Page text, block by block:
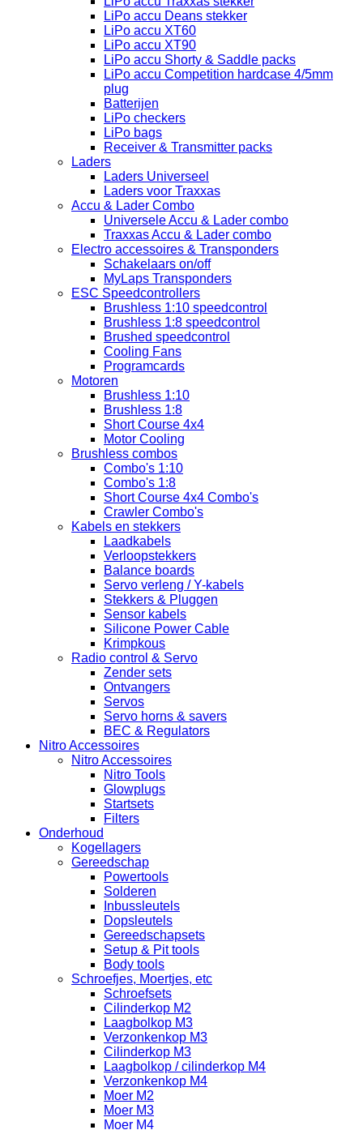
LiPo accu Deans stekker
LiPo accu XT60
LiPo accu XT90
LiPo accu Shorty & Saddle packs
LiPo accu Competition hardcase 4/5mm
plug
Batterijen
LiPo checkers
LiPo bags
Receiver & Transmitter packs
Laders
Laders Universeel
Laders voor Traxxas
Accu & Lader Combo
Universele Accu & Lader combo
Traxxas Accu & Lader combo
Electro accessoires & Transponders
Schakelaars on/off
MyLaps Transponders
ESC Speedcontrollers
Brushless 1:10 speedcontrol
Brushless 1:8 speedcontrol
Brushed speedcontrol
Cooling Fans
Programcards
Motoren
Brushless 1:10
Brushless 1:8
Short Course 4x4
Motor Cooling
Brushless combos
Combo's 1:10
Combo's 1:8
Short Course 4x4 Combo's
Crawler Combo's
Kabels en stekkers
Laadkabels
Verloopstekkers
Balance boards
Servo verleng / Y-kabels
Stekkers & Pluggen
Sensor kabels
Silicone Power Cable
Krimpkous
Radio control & Servo
Zender sets
Ontvangers
Servos
Servo horns & savers
BEC & Regulators
Nitro Accessoires
Nitro Accessoires
Nitro Tools
Glowplugs
Startsets
Filters
Onderhoud
Kogellagers
Gereedschap
Powertools
Solderen
Inbussleutels
Dopsleutels
Gereedschapsets
Setup & Pit tools
Body tools
Schroefjes, Moertjes, etc
Schroefsets
Cilinderkop M2
Laagbolkop M3
Verzonkenkop M3
Cilinderkop M3
Laagbolkop / cilinderkop M4
Verzonkenkop M4
Moer M2
Moer M3
Moer M4